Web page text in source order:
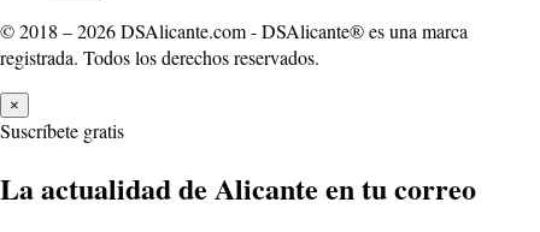
© 2018 – 2026 DSAlicante.com - DSAlicante® es una marca
registrada. Todos los derechos reservados.
×
Suscríbete gratis
La actualidad de Alicante en tu correo